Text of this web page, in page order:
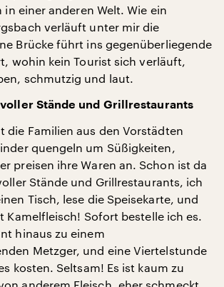
einer anderen Welt. Wie ein
verläuft unter mir die
Brücke führt ins gegenüberliegende
wohin kein Tourist sich verläuft,
schmutzig und laut.
Stände und Grillrestaurants
die Familien aus den Vorstädten
quengeln um Süßigkeiten,
preisen ihre Waren an. Schon ist da
Stände und Grillrestaurants, ich
Tisch, lese die Speisekarte, und
Kamelfleisch! Sofort bestelle ich es.
hinaus zu einem
Metzger, und eine Viertelstunde
kosten. Seltsam! Es ist kaum zu